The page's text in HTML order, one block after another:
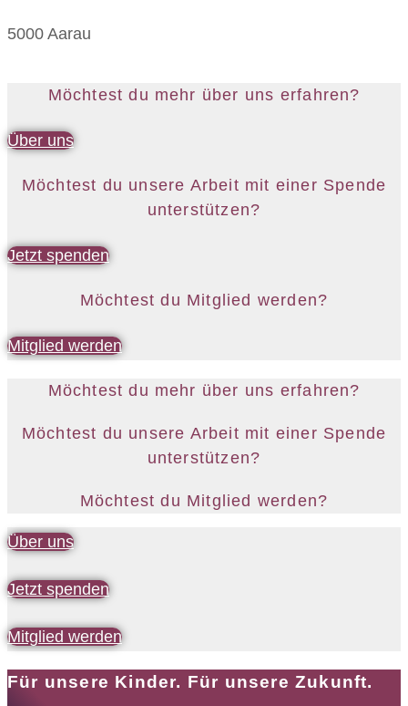
5000 Aarau
Möchtest du mehr über uns erfahren?
Über uns
Möchtest du unsere Arbeit mit einer Spende
unterstützen?
Jetzt spenden
Möchtest du Mitglied werden?
Mitglied werden
Möchtest du mehr über uns erfahren?
Möchtest du unsere Arbeit mit einer Spende
unterstützen?
Möchtest du Mitglied werden?
Über uns
Jetzt spenden
Mitglied werden
Für unsere Kinder. Für unsere Zukunft.